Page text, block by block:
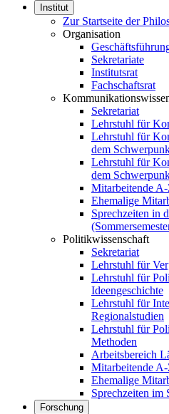
Institut
Zur Startseite der
Organisation
Sekretariate
Institutsrat
Fachschaftsrat
Sekretariat
Lehrstuhl für
Lehrstuhl für
dem
Lehrstuhl für
dem
Mitarbeitende
Ehemalige
Sprechzeiten in
Politikwissenschaft
Sekretariat
Lehrstuhl für
Lehrstuhl für
Ideengeschichte
Lehrstuhl für
Regionalstudien
Lehrstuhl für
Methoden
Arbeitsbereich
Mitarbeitende
Ehemalige
Sprechzeiten im
Forschung